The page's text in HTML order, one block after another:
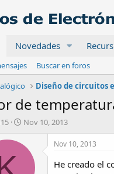
Novedades
Buscar en foros
Diseño de circuitos
de
F
c
Nov 10, 2013
Nov 10, 2013
He creado el